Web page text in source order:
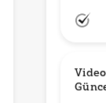
Video